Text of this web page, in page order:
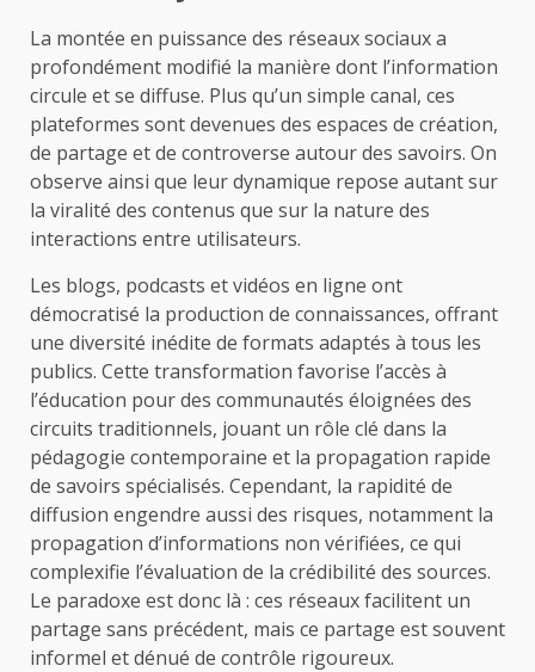
La montée en puissance des réseaux sociaux a
profondément modifié la manière dont l’information
circule et se diffuse. Plus qu’un simple canal, ces
plateformes sont devenues des espaces de création,
de partage et de controverse autour des savoirs. On
observe ainsi que leur dynamique repose autant sur
la viralité des contenus que sur la nature des
interactions entre utilisateurs.
Les blogs, podcasts et vidéos en ligne ont
démocratisé la production de connaissances, offrant
une diversité inédite de formats adaptés à tous les
publics. Cette transformation favorise l’accès à
l’éducation pour des communautés éloignées des
circuits traditionnels, jouant un rôle clé dans la
pédagogie contemporaine et la propagation rapide
de savoirs spécialisés. Cependant, la rapidité de
diffusion engendre aussi des risques, notamment la
propagation d’informations non vérifiées, ce qui
complexifie l’évaluation de la crédibilité des sources.
Le paradoxe est donc là : ces réseaux facilitent un
partage sans précédent, mais ce partage est souvent
informel et dénué de contrôle rigoureux.